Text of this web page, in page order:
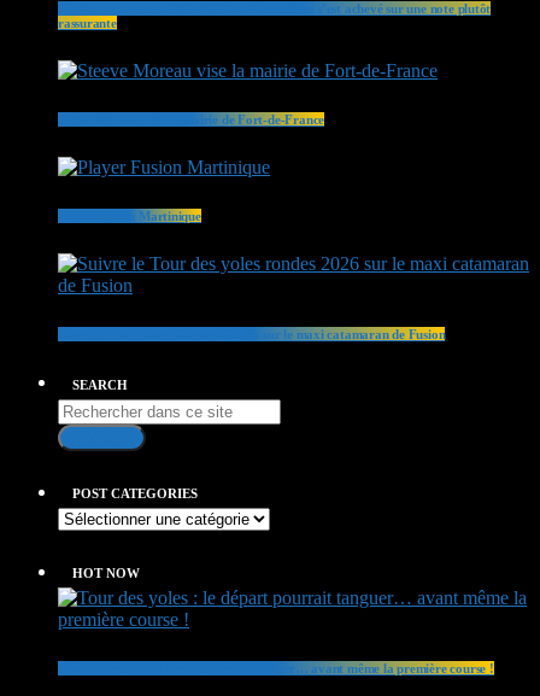
la saison touristique 2024-2025 en Martinique s’est achevé sur une note plutôt
rassurante
Steeve Moreau vise la mairie de Fort-de-France
Player Fusion Martinique
Suivre le Tour des yoles rondes 2026 sur le maxi catamaran de Fusion
SEARCH
POST CATEGORIES
HOT NOW
Tour des yoles : le départ pourrait tanguer… avant même la première course !